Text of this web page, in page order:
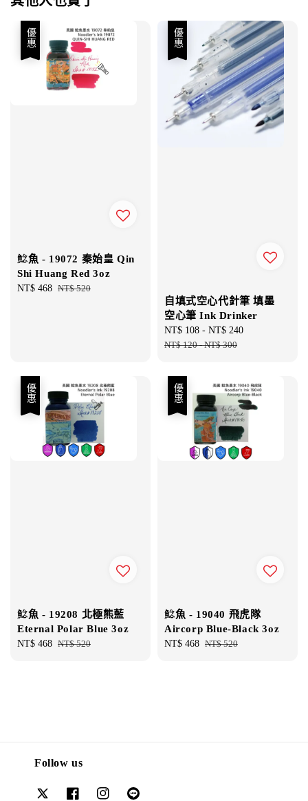
優惠
鯰魚 - 19072 秦始皇 Qin
Shi Huang Red 3oz
Sale
NT$ 468 Regular
NT$ 520
優惠
自填式空心代針筆 填墨
空心筆 Ink Drinker
Sale
price
NT$ 108 - NT$ 240
NT$ 120-NT$ 300
優惠
鯰魚 - 19208 北極熊藍
Eternal Polar Blue 3oz
Sale
NT$ 468 Regular
NT$ 520
優惠
鯰魚 - 19040 飛虎隊
Aircorp Blue-Black 3oz
Sale
NT$ 468 Regular
NT$ 520
Follow us